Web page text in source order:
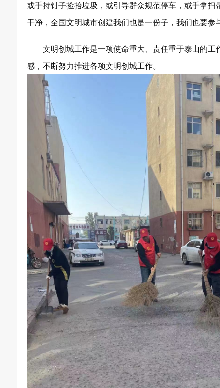
或手持钳子捡拾垃圾，或引导群众规范停车，或手拿
干净，全国文明城市创建我们也是一份子，我们也要参
文明创城工作是一项使命重大、责任重于泰山的
感，不断努力推进各项文明创城工作。